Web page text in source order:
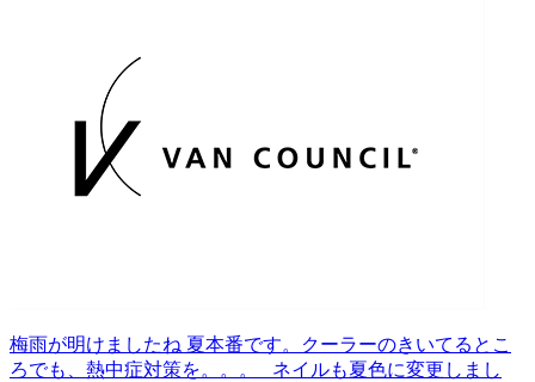
梅雨が明けましたね 夏本番です。クーラーのきいてるとこ
ろでも、熱中症対策を。。。 ネイルも夏色に変更しまし